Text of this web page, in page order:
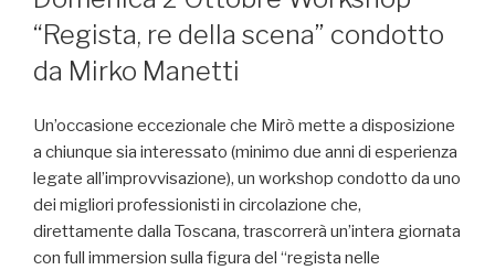
“Regista, re della scena” condotto
da Mirko Manetti
Un’occasione eccezionale che Mirò mette a disposizione
a chiunque sia interessato (minimo due anni di esperienza
legate all’improvvisazione), un workshop condotto da uno
dei migliori professionisti in circolazione che,
direttamente dalla Toscana, trascorrerà un’intera giornata
con full immersion sulla figura del “regista nelle